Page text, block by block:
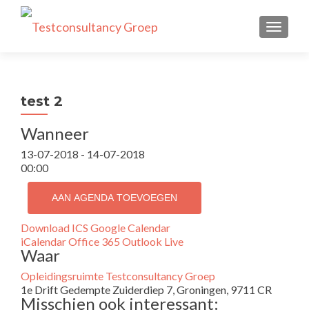
test 2
Wanneer
13-07-2018 - 14-07-2018
00:00
AAN AGENDA TOEVOEGEN
Download ICS Google Calendar
iCalendarOffice 365 Outlook Live
Waar
Opleidingsruimte Testconsultancy Groep
1e Drift Gedempte Zuiderdiep 7, Groningen, 9711 CR
Misschien ook interessant: